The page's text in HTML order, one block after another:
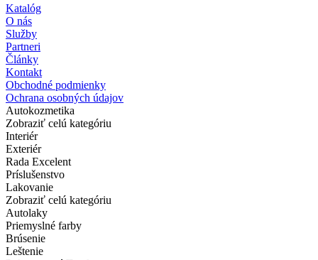
Katalóg
O nás
Služby
Partneri
Články
Kontakt
Obchodné podmienky
Ochrana osobných údajov
Autokozmetika
Zobraziť celú kategóriu
Interiér
Exteriér
Rada Excelent
Príslušenstvo
Lakovanie
Zobraziť celú kategóriu
Autolaky
Priemyslné farby
Brúsenie
Leštenie